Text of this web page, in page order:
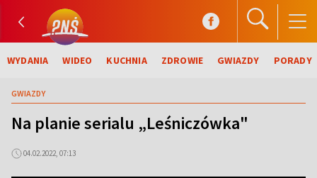
WYDANIA WIDEO KUCHNIA ZDROWIE GWIAZDY PORADY
GWIAZDY
Na planie serialu „Leśniczówka"
04.02.2022, 07:13